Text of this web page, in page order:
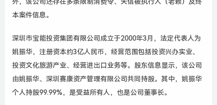
本案件信息。
深圳市宝能投资集团有限公司成立于2000年3月，法定代表人为
姚振华，注册资本约3亿人民币，经营范围包括投资兴办实业、
投资文化旅游产业、经营进出口业务等。股东信息显示，该公司
由姚振华、深圳赛康资产管理有限公司共同持股。其中，姚振华
个人持股99.99%，是受益所有人，也是公司董事长。